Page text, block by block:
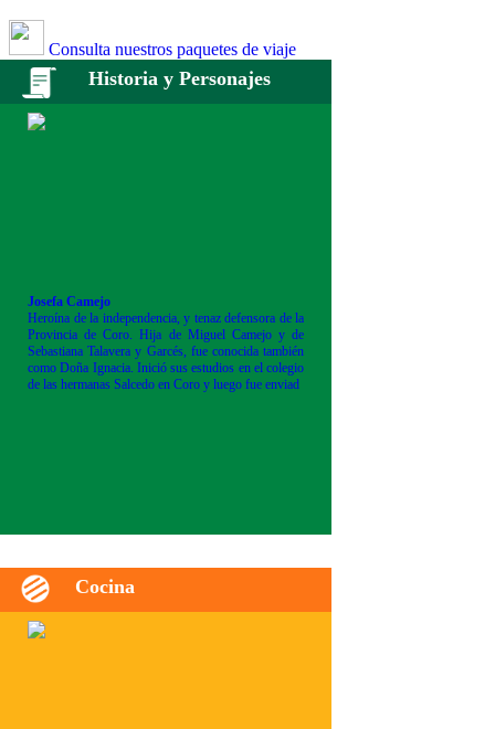
Consulta nuestros paquetes de viaje
Historia y Personajes
Josefa Camejo
Heroína de la independencia, y tenaz defensora de la
Provincia de Coro. Hija de Miguel Camejo y de
Sebastiana Talavera y Garcés, fue conocida también
como Doña Ignacia. Inició sus estudios en el colegio
de las hermanas Salcedo en Coro y luego fue enviad
Cocina